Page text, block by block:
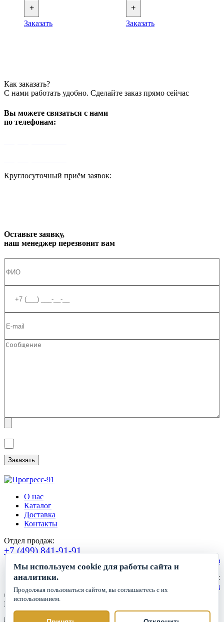
+
Заказать
+
Заказать
Как заказать?
С нами работать удобно. Сделайте заказ прямо сейчас
Вы можете связаться с нами
по телефонам:
Круглосуточный приём заявок:
Оставьте заявку,
наш менеджер перезвонит вам
О нас
Каталог
Доставка
Контакты
Отдел продаж:
+7 (499) 841-91-91
Сделать заказ
Круглосуточный прием заявок:
zakaz1@progress91.ru
©2019-2026. ООО «ГК Прогресс»
Все права защищены.
Политика обработки персональных данных
Мы используем cookie для работы сайта и
аналитики.
Продолжая пользоваться сайтом, вы соглашаетесь с их
использованием.